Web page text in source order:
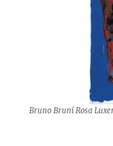
Bruno Bruni Rosa